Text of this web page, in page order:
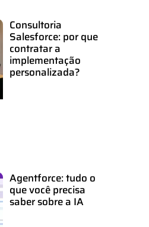
Consultoria
Salesforce: por que
contratar a
implementação
personalizada?
Agentforce: tudo o
que você precisa
saber sobre a IA